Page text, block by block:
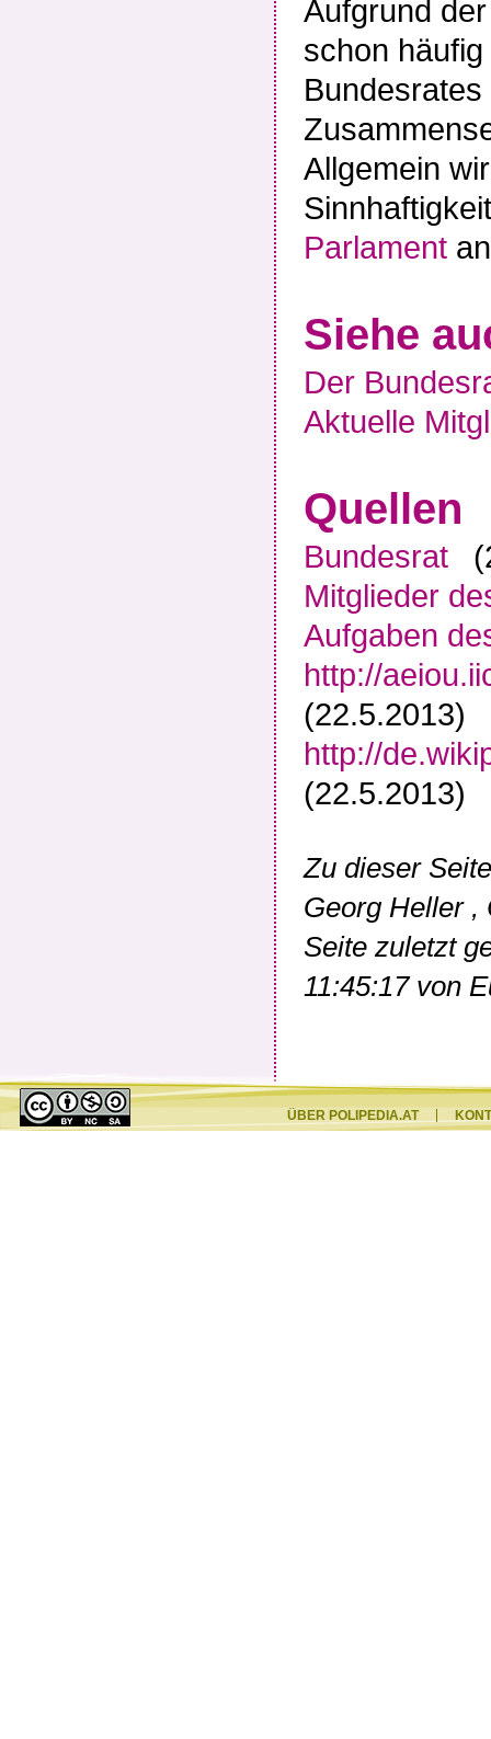
Aufgrund
schon
Allgemein
Parlament
Siehe
Der
Aktuelle
Quellen
Bundesrat
Mitglieder
Aufgaben
http://
(22.5.2013)
http://
(22.5.2013)
Zu dieser
Georg Heller,
Seite zuletzt
11:45:17 von
ÜBER POLIPEDIA.AT